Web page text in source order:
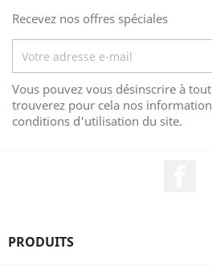
Recevez nos offres spéciales
Vous pouvez vous désinscrire à
trouverez pour cela nos
conditions d'utilisation du site.
PRODUITS